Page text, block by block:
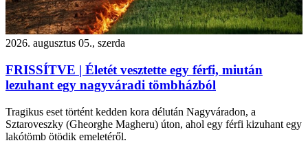
2026. augusztus 05., szerda
FRISSÍTVE | Életét vesztette egy férfi, miután
lezuhant egy nagyváradi tömbházból
Tragikus eset történt kedden kora délután Nagyváradon, a
Sztaroveszky (Gheorghe Magheru) úton, ahol egy férfi kizuhant egy
lakótömb ötödik emeletéről.